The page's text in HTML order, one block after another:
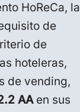
HoReCa, la
de
de
hoteleras,
de vending,
AAen sus